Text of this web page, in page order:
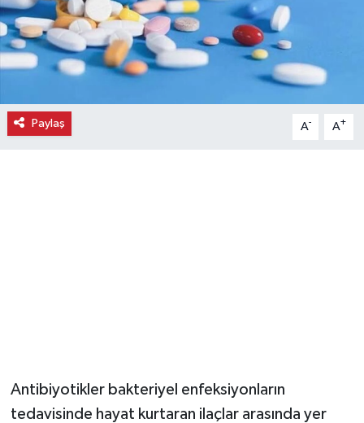
Paylaş A- A+
Antibiyotikler bakteriyel enfeksiyonların
tedavisinde hayat kurtaran ilaçlar arasında yer
Gurme
Haber
İlçe Haberleri
Siyaset